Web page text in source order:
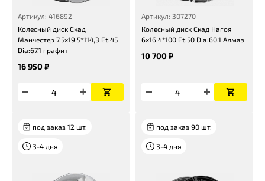
Артикул: 416892
Колесный диск Скад
Манчестер 7,5x19 5*114,3 Et:45
Dia:67,1 графит
16 950 ₽
Артикул: 307270
Колесный диск Скад Нагоя
6x16 4*100 Et:50 Dia:60,1 Алмаз
10 700 ₽
под заказ 12 шт.
3-4 дня
под заказ 90 шт.
3-4 дня